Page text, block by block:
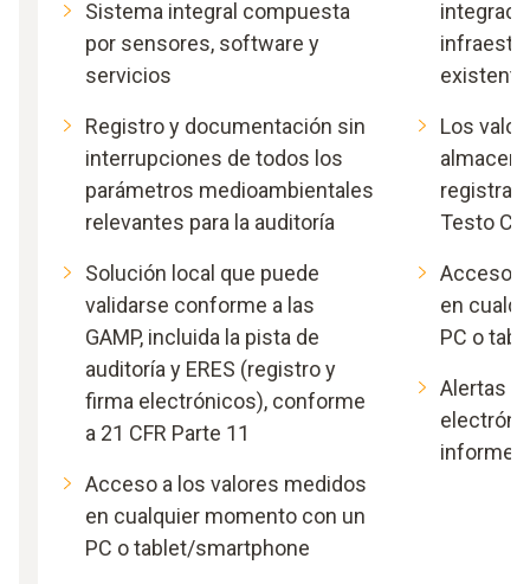
Sistema integral compuesta
por sensores, software y
servicios
Registro y documentación sin
interrupciones de todos los
parámetros medioambientales
relevantes para la auditoría
Solución local que puede
validarse conforme a las
GAMP, incluida la pista de
auditoría y ERES (registro y
firma electrónicos), conforme
a 21 CFR Parte 11
Acceso a los valores medidos
en cualquier momento con un
PC o tablet/smartphone
existente
Los
Testo
Acceso
en
PC o
Alertas